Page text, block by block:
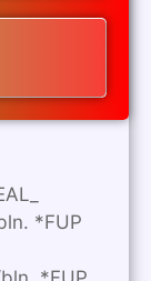
*FUP